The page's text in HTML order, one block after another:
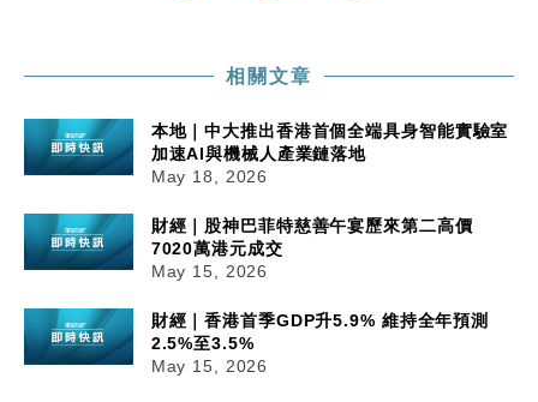
相關文章
本地｜中大推出香港首個全端具身智能實驗室
加速AI與機械人產業鏈落地
May 18, 2026
財經｜股神巴菲特慈善午宴歷來第二高價
7020萬港元成交
May 15, 2026
財經｜香港首季GDP升5.9% 維持全年預測
2.5%至3.5%
May 15, 2026